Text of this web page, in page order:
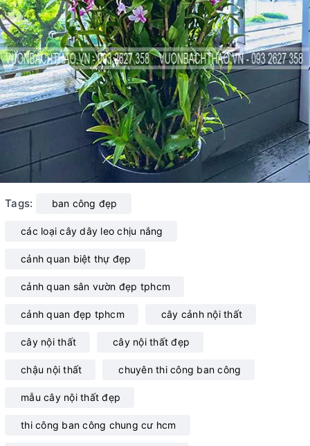
Tags: ban công đẹp
các loại cây dây leo chịu nắng
cảnh quan biệt thự đẹp
cảnh quan sân vườn đẹp tphcm
cảnh quan đẹp tphcm cây cảnh nội thất
cây nội thất cây nội thất đẹp
chậu nội thất chuyên thi công ban công
mẫu cây nội thất đẹp
thi công ban công chung cư hcm